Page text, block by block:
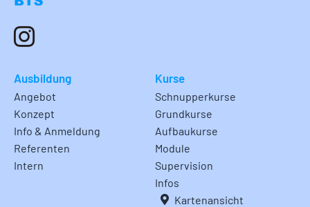
Ausbildung
Angebot
Konzept
Info & Anmeldung
Referenten
Intern
Kurse
Schnupperkurse
Grundkurse
Aufbaukurse
Module
Supervision
Infos
Kartenansicht